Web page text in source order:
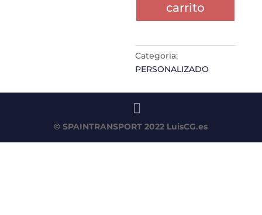
carrito
Categoría:
PERSONALIZADO
© SPAINTRANSPORT 2022 LuisCG.es